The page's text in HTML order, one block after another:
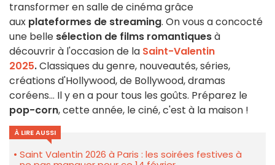
transformer en salle de cinéma grâce
aux plateformes de streaming. On vous a concocté
une belle sélection de films romantiquesà
découvrir à l'occasion de la Saint-Valentin
2025.Classiques du genre, nouveautés, séries,
créations d'Hollywood, de Bollywood, dramas
coréens... Il y en a pour tous les goûts. Préparez le
pop-corn, cette année, le ciné, c'est à la maison !
À LIRE AUSSI
Saint Valentin 2026 à Paris : les soirées festives à